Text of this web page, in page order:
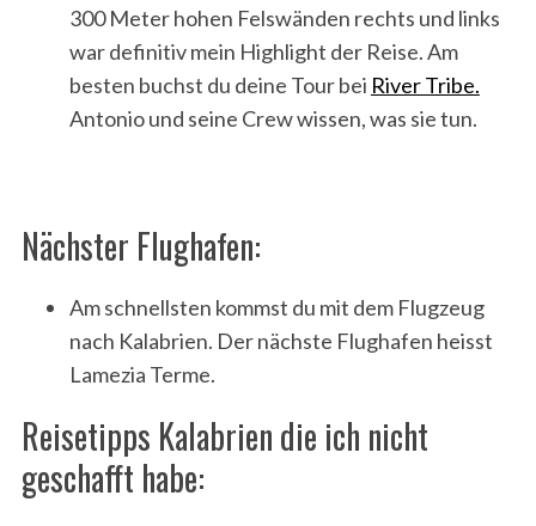
300 Meter hohen Felswänden rechts und links
war definitiv mein Highlight der Reise. Am
besten buchst du deine Tour bei River Tribe.
Antonio und seine Crew wissen, was sie tun.
Nächster Flughafen:
Am schnellsten kommst du mit dem Flugzeug
nach Kalabrien. Der nächste Flughafen heisst
Lamezia Terme.
Reisetipps Kalabrien die ich nicht
geschafft habe: